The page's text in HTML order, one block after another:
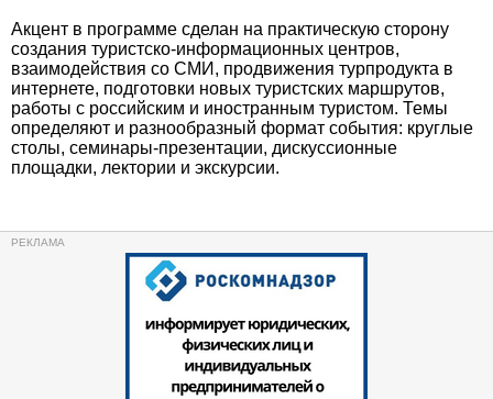
Акцент в программе сделан на практическую сторону
создания туристско-информационных центров,
взаимодействия со СМИ, продвижения турпродукта в
интернете, подготовки новых туристских маршрутов,
работы с российским и иностранным туристом. Темы
определяют и разнообразный формат события: круглые
столы, семинары-презентации, дискуссионные
площадки, лектории и экскурсии.